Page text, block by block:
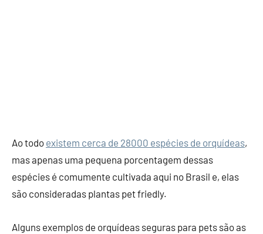
Ao todo existem cerca de 28000 espécies de orquídeas,
mas apenas uma pequena porcentagem dessas
espécies é comumente cultivada aqui no Brasil e, elas
são consideradas plantas pet friedly.
Alguns exemplos de orquídeas seguras para pets são as